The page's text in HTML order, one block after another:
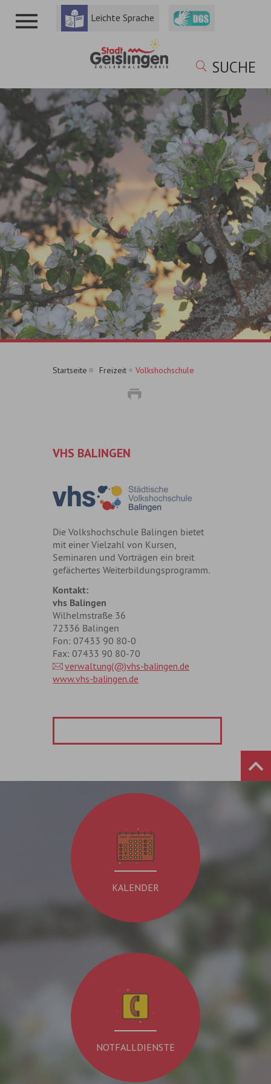
Leichte Sprache
SUCHE
Startseite Freizeit Volkshochschule
VHS BALINGEN
Die Volkshochschule Balingen bietet
mit einer Vielzahl von Kursen,
Seminaren und Vorträgen ein breit
gefächertes Weiterbildungsprogramm.
Kontakt:
vhs Balingen
Wilhelmstraße 36
72336 Balingen
Fon: 07433 90 80-0
Fax: 07433 90 80-70
verwaltung(@)vhs-balingen.de
www.vhs-balingen.de
KALENDER
NOTFALLDIENSTE